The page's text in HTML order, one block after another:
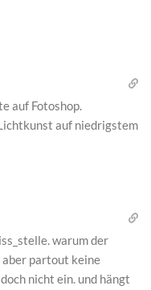
auf Fotoshop.
auf niedrigstem
warum der
aber partout keine
nicht ein. und hängt